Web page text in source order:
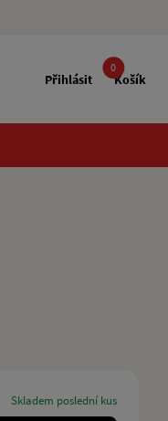
Přihlásit
0
Košík
skladem poslední kus